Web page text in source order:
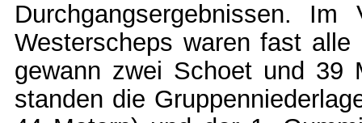
Durchgangsergebnissen.
Westerscheps waren fast
gewann zwei Schoet und 39
standen die